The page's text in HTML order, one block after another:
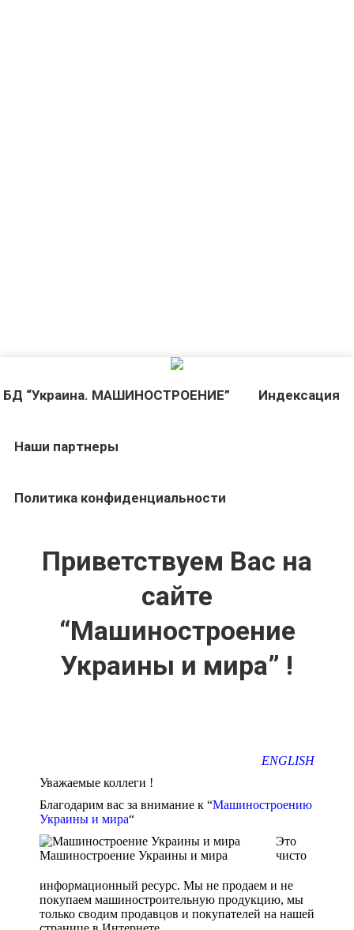
БД “Украина. МАШИНОСТРОЕНИЕ” Индекcация
Наши партнеры
Политика конфиденциальности
Приветствуем Вас на
сайте
“Машиностроение
Украины и мира” !
ENGLISH
Уважаемые коллеги !
Благодарим вас за внимание к “Машиностроению
Украины и мира“
Машиностроение Украины и мира
Это
чисто
информационный ресурс. Мы не продаем и не
покупаем машиностроительную продукцию, мы
только сводим продавцов и покупателей на нашей